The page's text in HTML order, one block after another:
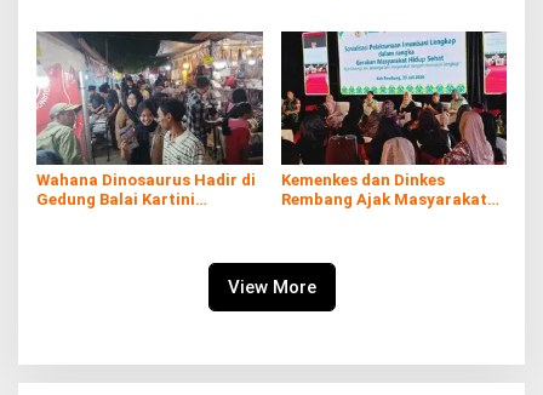
Wahana Dinosaurus Hadir di
Gedung Balai Kartini
Kemenkes dan Dinkes
Rembang Ajak Masyarakat
View More